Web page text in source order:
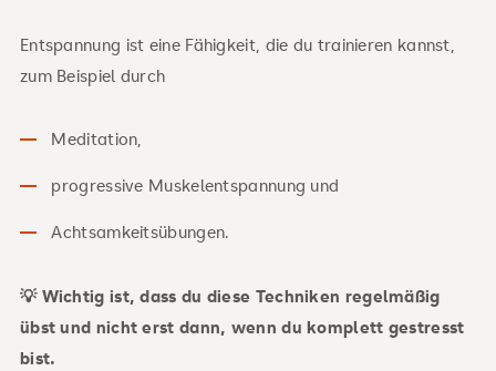
Entspannung ist eine Fähigkeit, die du trainieren kannst,
zum Beispiel durch
Meditation,
progressive Muskelentspannung und
Achtsamkeitsübungen.
💡 Wichtig ist, dass du diese Techniken regelmäßig
übst und nicht erst dann, wenn du komplett gestresst
bist.